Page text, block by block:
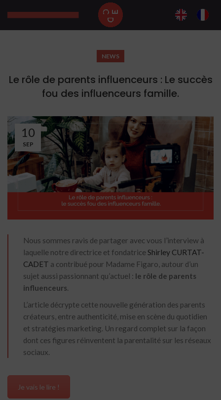
NEWS
Le rôle de parents influenceurs : Le succès
fou des influenceurs famille.
10
SEP
Nous sommes ravis de partager avec vous l’interview à
laquelle notre directrice et fondatriceShirley CURTAT-
CADET a contribué pour Madame Figaro, autour d’un
sujet aussi passionnant qu’actuel : le rôle de parents
influenceurs.
L’article décrypte cette nouvelle génération des parents
créateurs, entre authenticité, mise en scène du quotidien
et stratégies marketing. Un regard complet sur la façon
dont ces figures réinventent la parentalité sur les réseaux
sociaux.
Je vais le lire !